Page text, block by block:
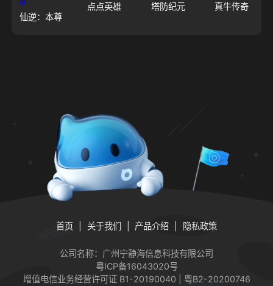
仙逆：本尊
点点英雄 塔防纪元 真牛传奇
首页 关于我们 产品介绍 隐私政策
公司名称：广州宁静海信息科技有限公司
粤ICP备16043020号
增值电信业务经营许可证 B1-20190040 | 粤B2-20200746